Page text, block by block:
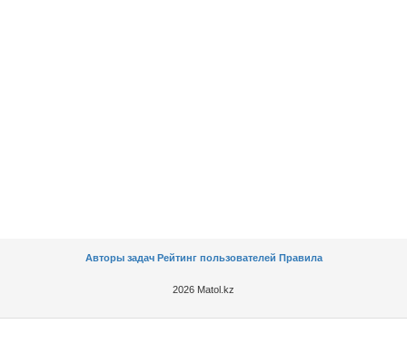
Авторы задач Рейтинг пользователей Правила
2026 Matol.kz